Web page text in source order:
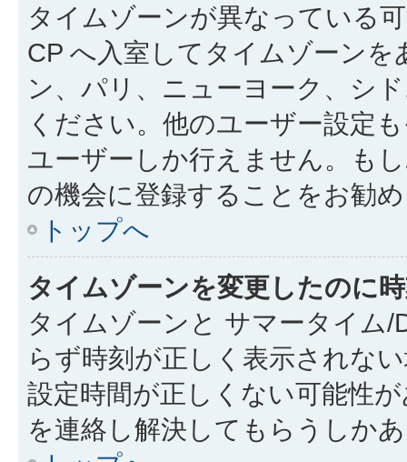
タイムゾーンが異なっている
CP へ入室してタイムゾーン
ン、パリ、ニューヨーク、シ
ください。他のユーザー設定
ユーザーしか行えません。も
の機会に登録することをお勧
トップへ
タイムゾーンを変更したのに
タイムゾーンと サマータイム
らず時刻が正しく表示されな
設定時間が正しくない可能性
を連絡し解決してもらうしか